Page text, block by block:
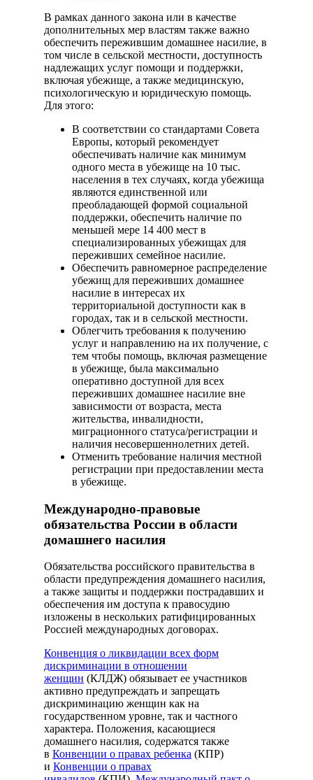
В рамках данного закона или в качестве
дополнительных мер властям также важно
обеспечить пережившим домашнее насилие, в
том числе в сельской местности, доступность
надлежащих услуг помощи и поддержки,
включая убежище, а также медицинскую,
психологическую и юридическую помощь.
Для этого:
В соответствии со стандартами Совета
Европы, который рекомендует
обеспечивать наличие как минимум
одного места в убежище на 10 тыс.
населения в тех случаях, когда убежища
являются единственной или
преобладающей формой социальной
поддержки, обеспечить наличие по
меньшей мере 14 400 мест в
специализированных убежищах для
переживших семейное насилие.
Обеспечить равномерное распределение
убежищ для переживших домашнее
насилие в интересах их
территориальной доступности как в
городах, так и в сельской местности.
Облегчить требования к получению
услуг и направлению на их получение, с
тем чтобы помощь, включая размещение
в убежище, была максимально
оперативно доступной для всех
переживших домашнее насилие вне
зависимости от возраста, места
жительства, инвалидности,
миграционного статуса/регистрации и
наличия несовершеннолетних детей.
Отменить требование наличия местной
регистрации при предоставлении места
в убежище.
Международно-правовые
обязательства России в области
домашнего насилия
Обязательства российского правительства в
области предупреждения домашнего насилия,
а также защиты и поддержки пострадавших и
обеспечения им доступа к правосудию
изложены в нескольких ратифицированных
Россией международных договорах.
Конвенция о ликвидации всех форм
дискриминации в отношении
женщин (КЛДЖ) обязывает ее участников
активно предупреждать и запрещать
дискриминацию женщин как на
государственном уровне, так и частного
характера. Положения, касающиеся
домашнего насилия, содержатся также
в Конвенции о правах ребенка (КПР)
и Конвенции о правах